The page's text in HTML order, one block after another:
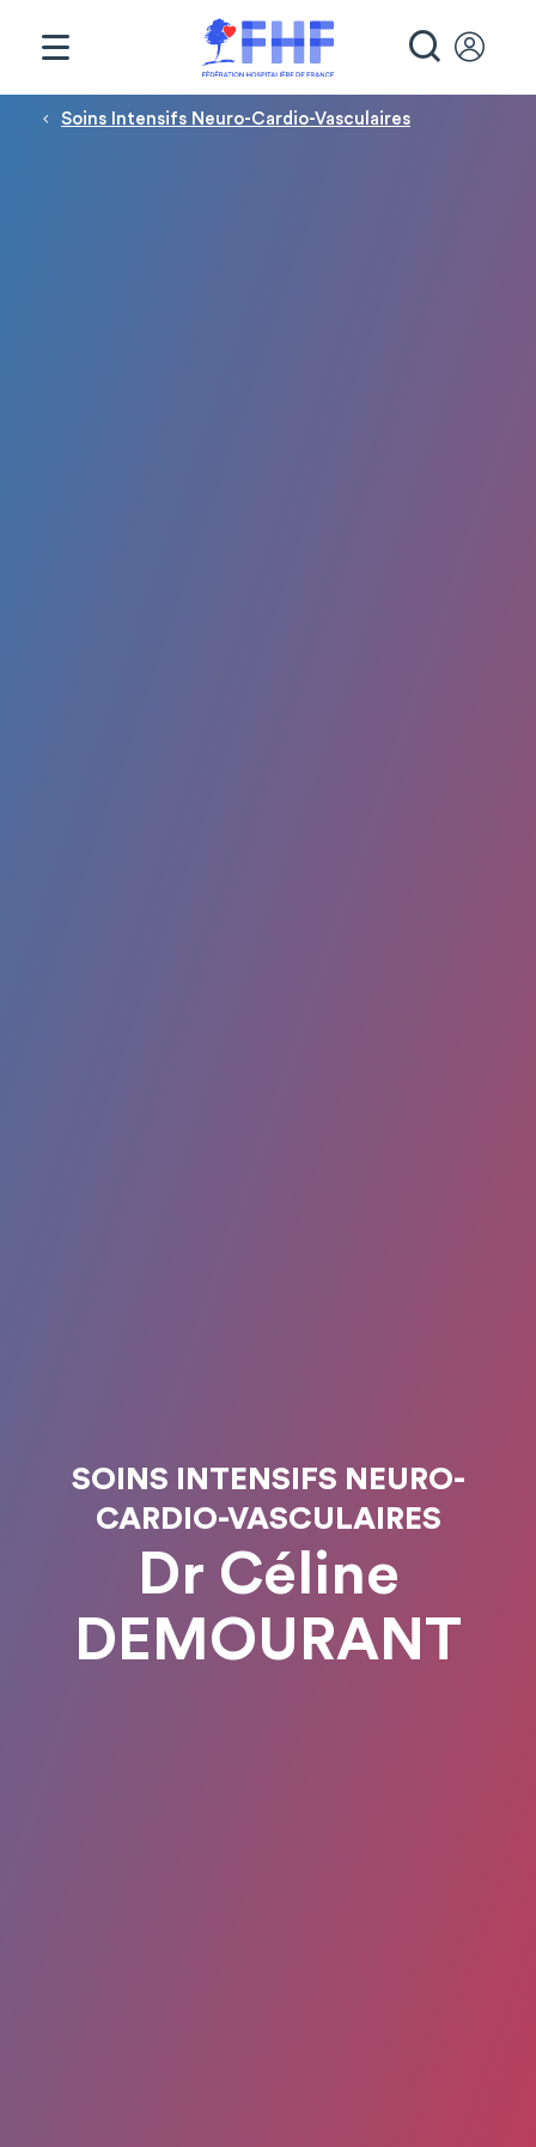
Fil d'Ariane
Soins Intensifs Neuro-Cardio-Vasculaires
SOINS INTENSIFS NEURO-
CARDIO-VASCULAIRES
Dr Céline
DEMOURANT
Panneau de gestion des cookies